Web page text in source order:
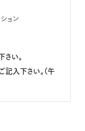
ョン
さい。
記入下さい。（午